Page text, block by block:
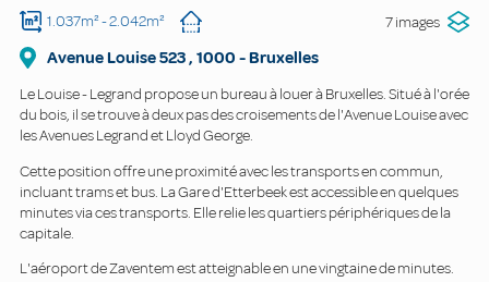
1.037m²- 2.042m² 7 images
Avenue Louise523, 1000 -Bruxelles
Le Louise - Legrand propose un bureau à louer à Bruxelles. Situé à l'orée
du bois, il se trouve à deux pas des croisements de l'Avenue Louise avec
les Avenues Legrand et Lloyd George.
Cette position offre une proximité avec les transports en commun,
incluant trams et bus. La Gare d'Etterbeek est accessible en quelques
minutes via ces transports. Elle relie les quartiers périphériques de la
capitale.
L'aéroport de Zaventem est atteignable en une vingtaine de minutes.